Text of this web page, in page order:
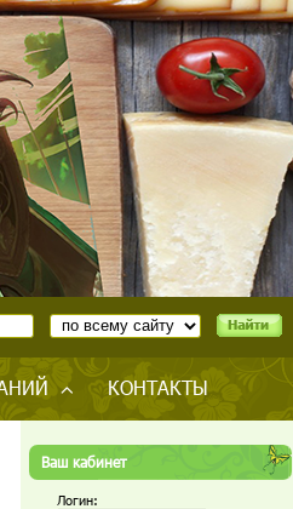
КОНТАКТЫ
Ваш кабинет
Логин: